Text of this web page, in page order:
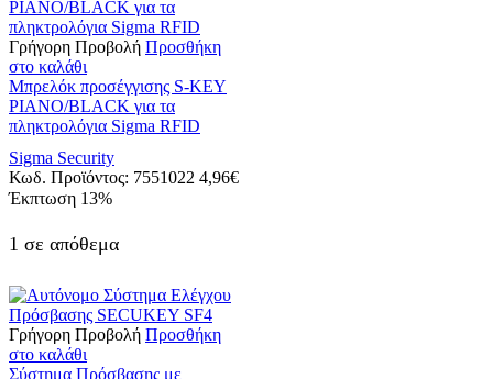
Γρήγορη Προβολή Προσθήκη
στο καλάθι
Μπρελόκ προσέγγισης S-KEY
PIANO/BLACK για τα
πληκτρολόγια Sigma RFID
Sigma Security
Κωδ. Προϊόντος: 7551022 4,96€
Έκπτωση 13%
1 σε απόθεμα
Γρήγορη Προβολή Προσθήκη
στο καλάθι
Σύστημα Πρόσβασης με